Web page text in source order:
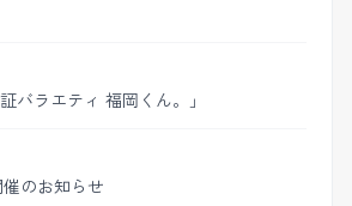
バラエティ 福岡くん。」
のお知らせ